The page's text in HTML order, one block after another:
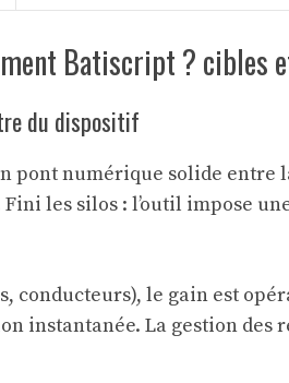
Batiscript ? cibles
du dispositif
pont numérique solide entre
les silos : l’outil impose
conducteurs), le gain est
instantanée. La gestion des